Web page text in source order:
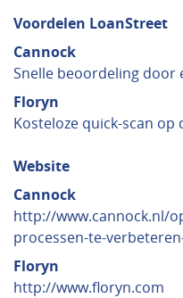
Voordelen LoanStreet
Cannock
Snelle beoordeling door
Floryn
Kosteloze quick-scan op
Website
Cannock
http://www.cannock.nl/
processen-te-
Floryn
http://www.floryn.com